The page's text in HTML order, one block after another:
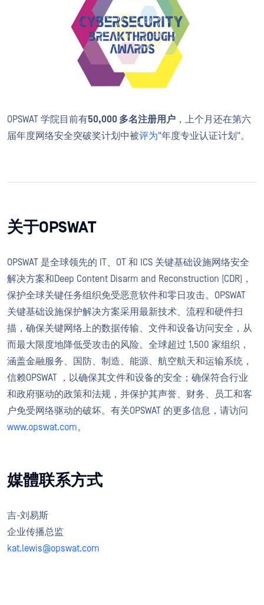
OPSWAT 学院目前有50,000 多名注册用户 ，上个月还在第六
届年度网络安全突破奖计划中被评为"年度专业认证计划"。
关于OPSWAT
OPSWAT 是全球领先的 IT、OT 和 ICS 关键基础设施网络安全
解决方案和Deep Content Disarm and Reconstruction (CDR)，
保护全球关键任务组织免受恶意软件和零日攻击。OPSWAT
关键基础设施保护解决方案采用最新技术、流程和硬件扫
描，确保关键网络上的数据传输、文件和设备访问安全，从
而最大限度地降低受攻击的风险。全球超过 1,500 家组织，
涵盖金融服务、国防、制造、能源、航空航天和运输系统，
信赖OPSWAT ，以确保其文件和设备的安全；确保符合行业
和政府驱动的政策和法规，并保护其声誉、财务、员工和客
户免受网络驱动的破坏。有关OPSWAT 的更多信息，请访问
www.opswat.com。
媒體联系方式
吉-刘易斯
企业传播总监
kat.lewis@opswat.com